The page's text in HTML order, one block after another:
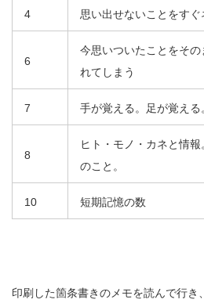
4 思い出せないことをす
6
今思いついたことをそ
れてしまう
7 手が覚える。足が覚える
8
ヒト・モノ・カネと情
のこと。
10 短期記憶の数
印刷した箇条書きのメモを読んで行き